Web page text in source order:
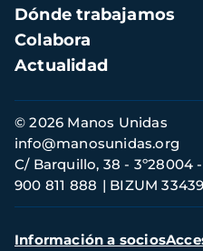
Dónde trabajamos
Colabora
Actualidad
Información
de
contacto
© 2026 Manos Unidas
C/ Barquillo, 38 - 3º28004
900 811 888
BIZUM 33439
info@manosunidas.org
Menú
Información a socios